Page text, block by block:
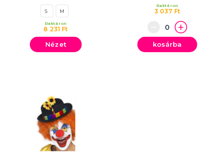
S M
8 231 Ft
Raktáron
Nézet
3 037 Ft
Raktáron
kosárba